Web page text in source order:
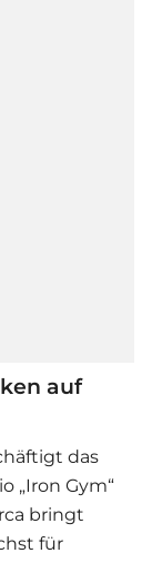
auf
das
„Iron Gym“
bringt
für